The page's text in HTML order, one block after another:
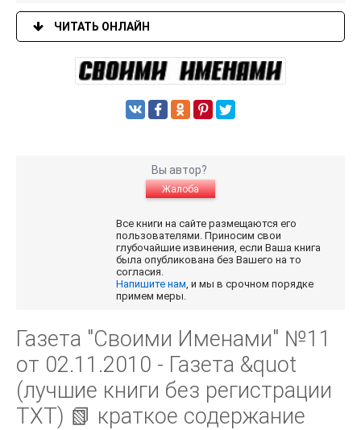
ЧИТАТЬ ОНЛАЙН
Вы автор?
Жалоба
Все книги на сайте размещаются его
пользователями. Приносим свои
глубочайшие извинения, если Ваша книга
была опубликована без Вашего на то
согласия.
Напишите нам , и мы в срочном порядке
примем меры.
Газета "Своими Именами" №11
от 02.11.2010 - Газета &quot
(лучшие книги без регистрации
TXT) 📗 краткое содержание